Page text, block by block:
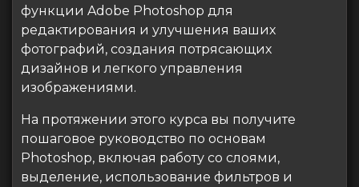
функции Adobe Photoshop для
редактирования и улучшения ваших
фотографий, создания потрясающих
дизайнов и легкого управления
изображениями.
На протяжении этого курса вы получите
пошаговое руководство по основам
Photoshop, включая работу со слоями,
выделение, использование фильтров и